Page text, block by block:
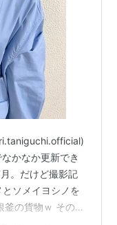
かなか更新でき
。だけど撮影記
ソメイヨシノを
釜の貨物ｗ そのほ